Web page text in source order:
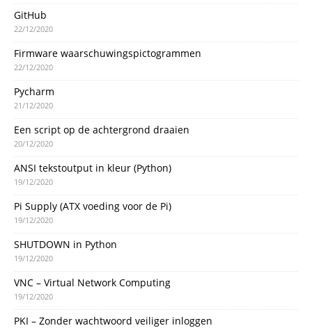
GitHub
22/12/2020
Firmware waarschuwingspictogrammen
22/12/2020
Pycharm
21/12/2020
Een script op de achtergrond draaien
20/12/2020
ANSI tekstoutput in kleur (Python)
19/12/2020
Pi Supply (ATX voeding voor de Pi)
19/12/2020
SHUTDOWN in Python
19/12/2020
VNC – Virtual Network Computing
19/12/2020
PKI – Zonder wachtwoord veiliger inloggen